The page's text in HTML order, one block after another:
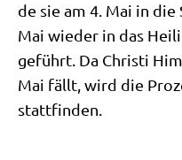
de sie am 4. Mai in
Mai wie­der in das
ge­führt. Da Chri­sti
Mai fällt, wird die
stattfinden.